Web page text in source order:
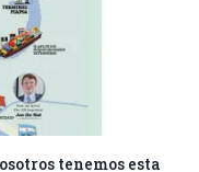
tenemos esta